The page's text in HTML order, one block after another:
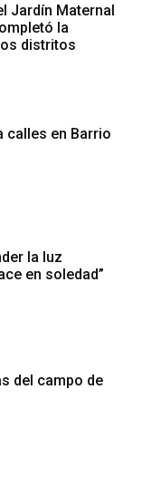
Jardín Maternal
la
distritos
calles en Barrio
la luz
en soledad”
del campo de